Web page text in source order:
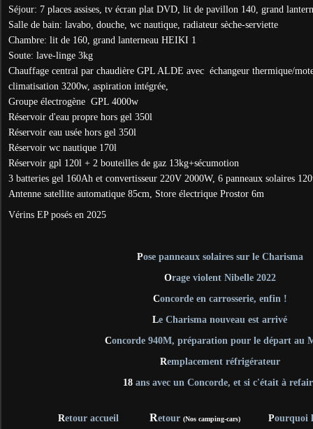
Séjour: 7 places assises, tv écran plat DVD, lit de pavillon 140, grand
Salle de bain: lavabo, douche, wc nautique, radiateur sèche-serviette
Chambre: lit de 160, grand lanterneau HEIKI 1
Soute: lave-linge 3kg
Chauffage central par chaudière GPL ALDE avec échangeur thermique/
climatisation 3200w, aspiration intégrée,
Groupe électrogène GPL 4000w
Réservoir d'eau propre hors gel 350l
Réservoir eau usée hors gel 350l
Réservoir wc nautique 170l
Réservoir gpl 120l + 2 bouteilles de gaz 13kg+sécumotion
3 batteries gel 160Ah et convertisseur 220V 2000W, 6 panneaux solaires
Antenne satellite automatique 85cm, Store électrique Prostor 6m
Vérins EP posés en 2025
Pose panneaux solaires sur le Charisma
Orage violent Nibelle 2022
Concorde en carrosserie, enfin !
Le Charisma nouveau est arrivé
Concorde 940M, préparation pour le départ au
Remplacement réfrigérateur
18 ans avec un Concorde, et si c'était à
Retour accueil Retour (Nos camping-cars) Pourquoi